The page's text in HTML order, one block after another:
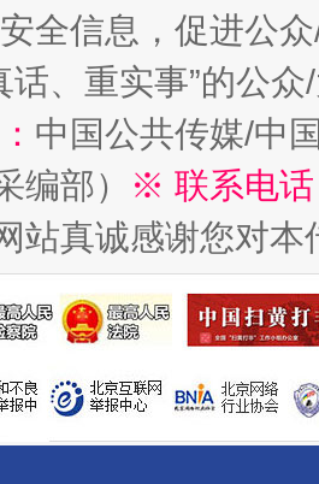
键词
魏明亮
全信息，促进公
话、重实事”的公
中国公共传媒/中
编部）
※ 联系电
站真诚感谢您对